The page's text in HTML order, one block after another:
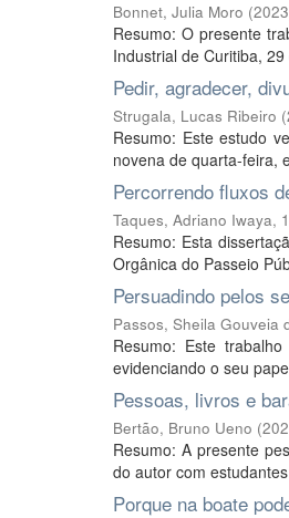
Bonnet, Julia Moro (2023
Resumo: O presente
Industrial de Curitiba,
Pedir, agradecer,
Strugala, Lucas Ribeiro (
Resumo: Este estudo
novena de quarta-feira,
Percorrendo fluxos
Taques, Adriano Iwaya,
Resumo: Esta
Orgânica do Passeio
Persuadindo pelos
Passos, Sheila Gouveia
Resumo: Este
evidenciando o seu
Pessoas, livros e
Bertão, Bruno Ueno (
Resumo: A presente
do autor com
Porque na boate